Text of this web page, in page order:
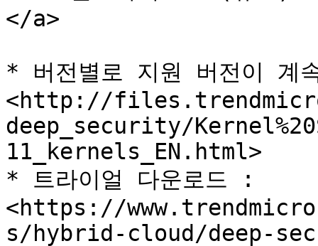
</a>
* 버전별로 지원 버전이 계
<http://
deep_security/
11_kernels_EN.html>
* 트라이얼 다운로드 :
<https://
s/hybrid-cloud/deep-